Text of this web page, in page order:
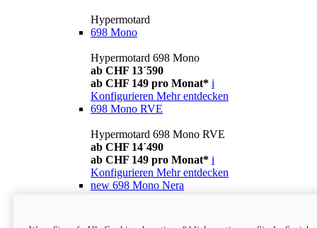
Hypermotard
698 Mono
Hypermotard 698 Mono
ab CHF 13´590
ab CHF 149 pro Monat* i
Konfigurieren Mehr entdecken
698 Mono RVE
Hypermotard 698 Mono RVE
ab CHF 14´490
ab CHF 149 pro Monat* i
Konfigurieren Mehr entdecken
new 698 Mono Nera
ab CHF 13´990